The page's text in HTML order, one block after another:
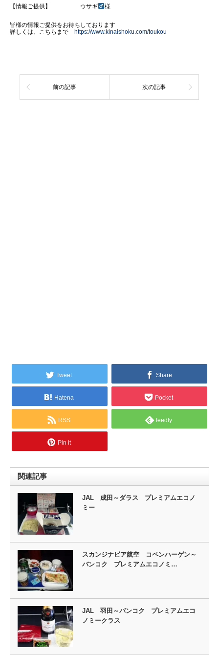
【情報ご提供】 ウサギ 様
皆様の情報ご提供をお待ちしております
詳しくは、こちらまで https://www.kinaishoku.com/toukou
前の記事 次の記事
Tweet Share
Hatena Pocket
RSS feedly
Pin it
関連記事
JAL 成田～ダラス プレミアムエコノ
ミー
スカンジナビア航空 コペンハーゲン～
バンコク プレミアムエコノミ…
JAL 羽田～バンコク プレミアムエコ
ノミークラス